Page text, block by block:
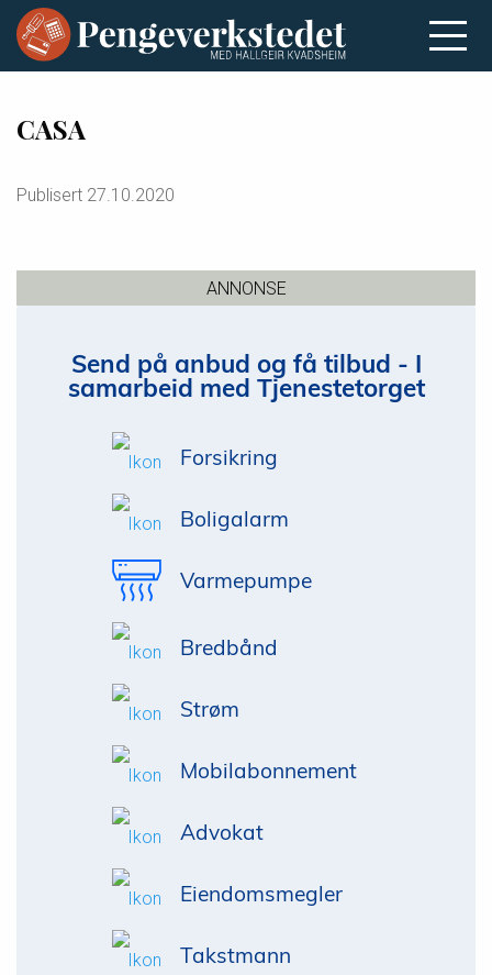
CASA
Publisert 27.10.2020
ANNONSE
Send på anbud og få tilbud - I
samarbeid med Tjenestetorget
Forsikring
Boligalarm
Varmepumpe
Bredbånd
Strøm
Mobilabonnement
Advokat
Eiendomsmegler
Takstmann